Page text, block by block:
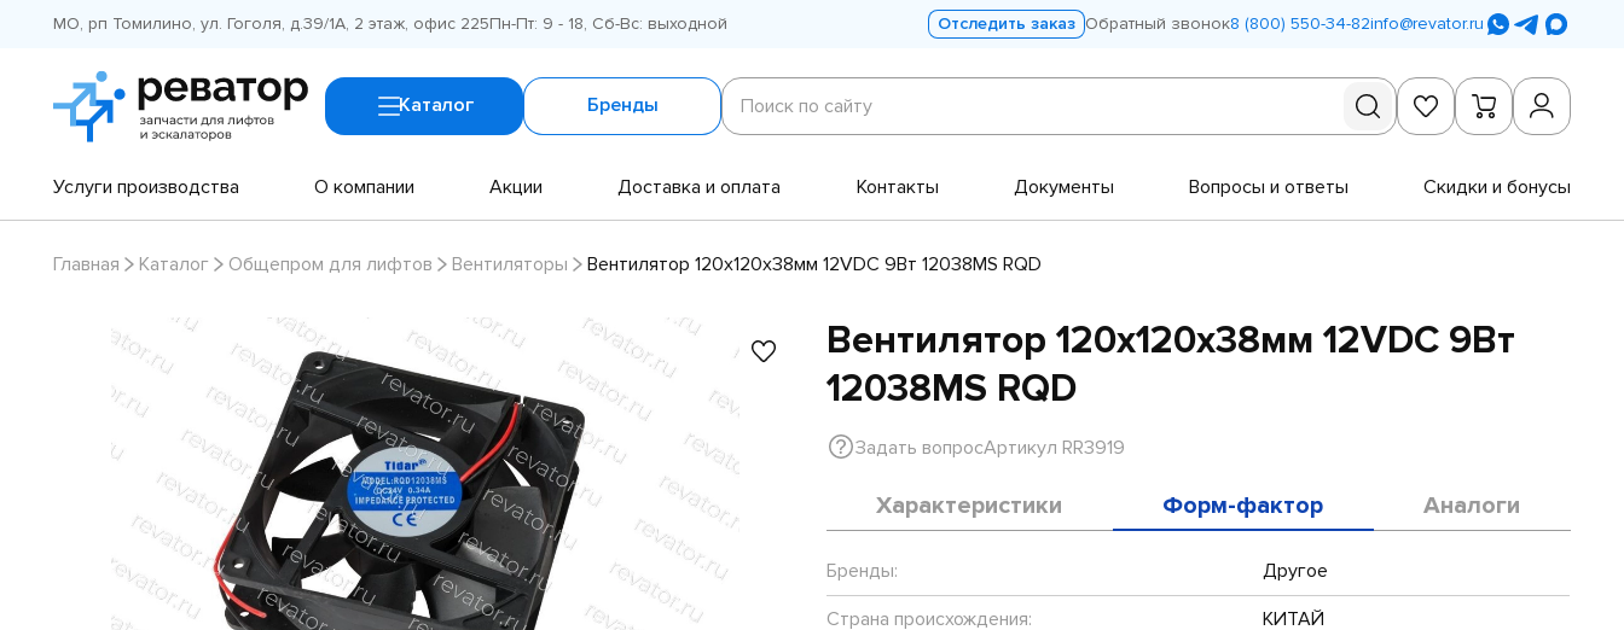
МО, рп Томилино, ул. Гоголя, д.39/1А, 2 этаж, офис 225Пн-Пт: 9 - 18, Сб-Вс: выходной Отследить заказ Обратный звонок8 (800) 550-34-82info@revator.ru
Каталог Бренды
Поиск
по
сайту
Поиск по сайту
Услуги производства О компании Акции Доставка и оплата Контакты Документы Вопросы и ответы Скидки и бонусы
Главная Каталог Общепром для лифтов Вентиляторы Вентилятор 120х120х38мм 12VDC 9Вт 12038MS RQD
Вентилятор 120х120х38мм 12VDC 9Вт
12038MS RQD
Задать вопросАртикул RR3919
Характеристики Форм-фактор Аналоги
Бренды:
Другое
Страна происхождения:
КИТАЙ